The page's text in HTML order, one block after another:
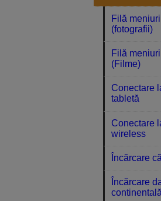
Filă
(fotografii)
Filă
(Filme)
Conectare
tabletă
Conectare
wireless
Încărcare
Încărcare